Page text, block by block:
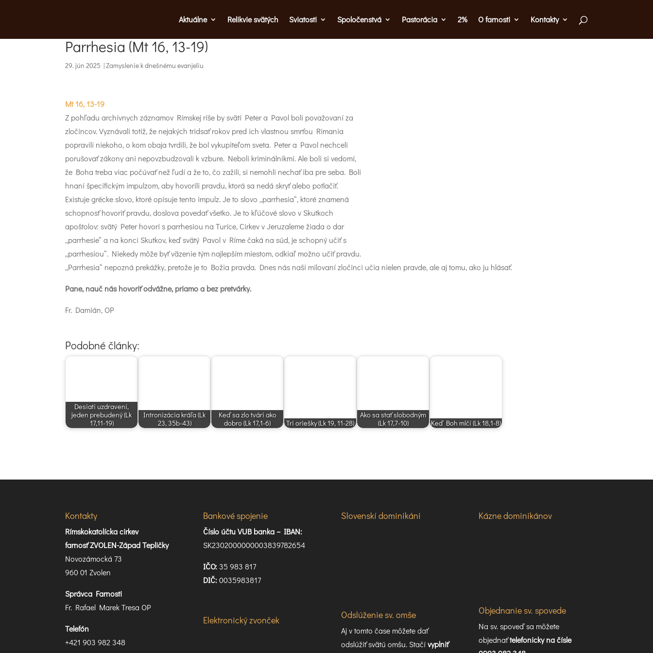
Aktuálne Relikvie svätých Sviatosti Spoločenstvá Pastorácia 2% O farnosti Kontakty
Parrhesia (Mt 16, 13-19)
29. jún 2025 |Zamyslenie k dnešnému evanjeliu
Mt 16, 13-19
Z pohľadu archívnych záznamov Rímskej ríše by svätí Peter a Pavol boli považovaní za
zločincov. Vyznávali totiž, že nejakých tridsať rokov pred ich vlastnou smrťou Rimania
popravili niekoho, o kom obaja tvrdili, že bol vykupiteľom sveta. Peter a Pavol nechceli
porušovať zákony ani nepovzbudzovali k vzbure. Neboli kriminálnikmi. Ale boli si vedomí,
že Boha treba viac počúvať než ľudí a že to, čo zažili, si nemohli nechať iba pre seba. Boli
hnaní špecifickým impulzom, aby hovorili pravdu, ktorá sa nedá skryť alebo potlačiť.
Existuje grécke slovo, ktoré opisuje tento impulz. Je to slovo „parrhesia“, ktoré znamená
schopnosť hovoriť pravdu, doslova povedať všetko. Je to kľúčové slovo v Skutkoch
apoštolov: svätý Peter hovorí s parrhesiou na Turíce, Cirkev v Jeruzaleme žiada o dar
„parrhesie“ a na konci Skutkov, keď svätý Pavol v Ríme čaká na súd, je schopný učiť s
„parrhesiou“. Niekedy môže byť väzenie tým najlepším miestom, odkiaľ možno učiť pravdu.
„Parrhesia“ nepozná prekážky, pretože je to Božia pravda. Dnes nás naši milovaní zločinci učia nielen pravde, ale aj tomu, ako ju hlásať.
Pane, nauč nás hovoriť odvážne, priamo a bez pretvárky.
Fr. Damián, OP
Podobné články:
Desiati uzdravení,
jeden prebudený (Lk
17,11-19)
Intronizácia kráľa (Lk
23, 35b-43)
Keď sa zlo tvári ako
dobro (Lk 17,1-6)
Tri oriešky (Lk 19, 11-28)
Ako sa stať slobodným
(Lk 17,7-10)
Keď Boh mlčí (Lk 18,1-8)
Kontakty
Rímskokatolícka cirkev
farnosť ZVOLEN-Západ Tepličky
Novozámocká 73
960 01 Zvolen
Správca Farnosti
Fr. Rafael Marek Tresa OP
Telefón
+421 903 982 348
Bankové spojenie
Číslo účtu VUB banka – IBAN:
SK2302000000003839782654
IČO:35 983 817
DIČ:0035983817
Elektronický zvonček
Slovenskí dominikáni
Odslúženie sv. omše
Aj v tomto čase môžete dať
odslúžiť svätú omšu. Stačívyplniť
Kázne dominikánov
Objednanie sv. spovede
Na sv. spoveď sa môžete
objednaťtelefonicky na čísle